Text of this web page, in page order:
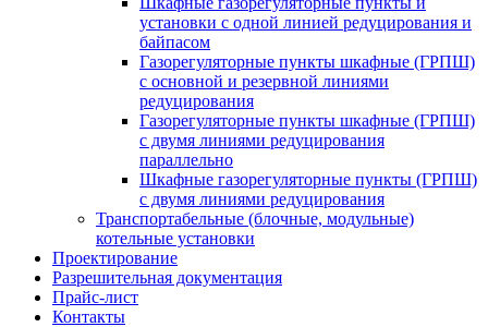
установки c одной линией редуцирования и
байпасом
Газорегуляторные пункты шкафные (ГРПШ)
с основной и резервной линиями
редуцирования
Газорегуляторные пункты шкафные (ГРПШ)
с двумя линиями редуцирования
параллельно
Шкафные газорегуляторные пункты (ГРПШ)
c двумя линиями редуцирования
Транспортабельные (блочные, модульные)
котельные установки
Проектирование
Разрешительная документация
Прайс-лист
Контакты